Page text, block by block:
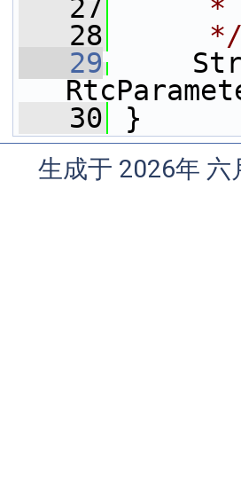
   27
*
   28
     */
   29
   30
}
生成于 2026年 六